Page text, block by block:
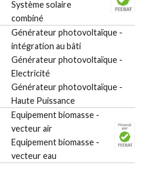
Système solaire
combiné
Générateur photovoltaïque -
intégration au bâti
Générateur photovoltaïque -
Electricité
Générateur photovoltaïque -
Haute Puissance
Equipement biomasse -
vecteur air
Equipement biomasse -
vecteur eau